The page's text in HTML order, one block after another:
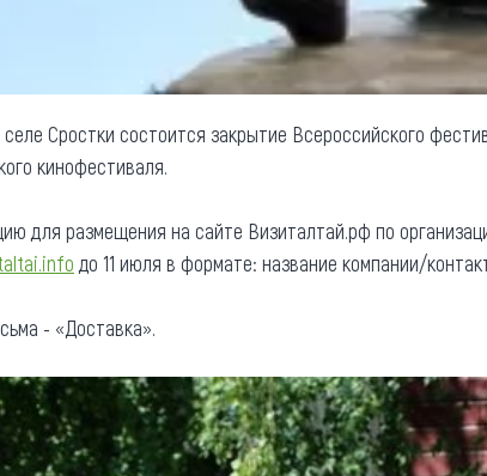
Сростки состоится закрытие Всероссийского
кинофестиваля.
для размещения на сайте Визиталтай.рф по
до 11 июля в формате: название компании/
- «Доставка».